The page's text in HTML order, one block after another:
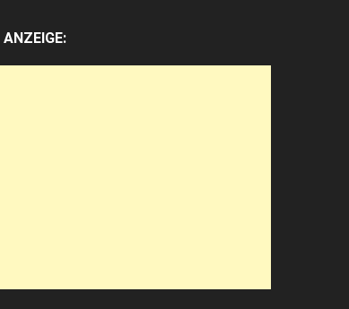
ANZEIGE: